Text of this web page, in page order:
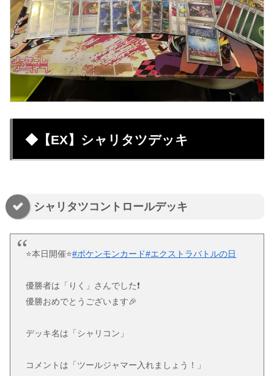
◆【EX】シャリタツデッキ
シャリタツコントロールデッキ
⭐️本日開催⭐️#ポケンモンカード#エクストラバトルの日
優勝者は「りく」さんでした❗️
優勝おめでとうございます🎉
デッキ名は「シャリコン」
コメントは「ツールジャマー入れましょう！」